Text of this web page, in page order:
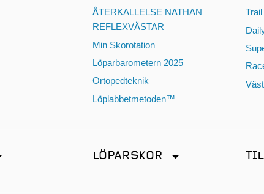
ÅTERKALLELSE NATHAN
REFLEXVÄSTAR
Min Skorotation
Löparbarometern 2025
Ortopedteknik
Löplabbetmetoden™
Trail
LÖPARSKOR